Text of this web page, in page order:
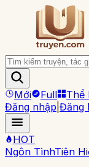
Mới Full
Thể
Đăng nhập Đăng
HOT
Ngôn TìnhTiên